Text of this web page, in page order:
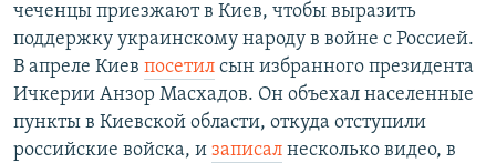
чеченцы приезжают в Киев, чтобы выразить
поддержку украинскому народу в войне с Россией.
В апреле Киев посетил сын избранного президента
Ичкерии Анзор Масхадов. Он объехал населенные
пункты в Киевской области, откуда отступили
российские войска, и записал несколько видео, в